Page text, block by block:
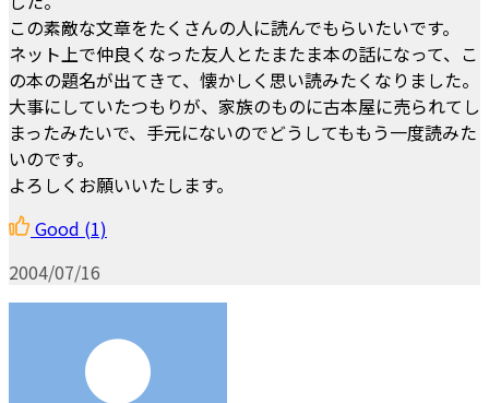
この素敵な文章をたくさんの人に読んでもらいたいです。
ネット上で仲良くなった友人とたまたま本の話になって、こ
の本の題名が出てきて、懐かしく思い読みたくなりました。
大事にしていたつもりが、家族のものに古本屋に売られてし
まったみたいで、手元にないのでどうしてももう一度読みた
いのです。
よろしくお願いいたします。
Good (1)
2004/07/16